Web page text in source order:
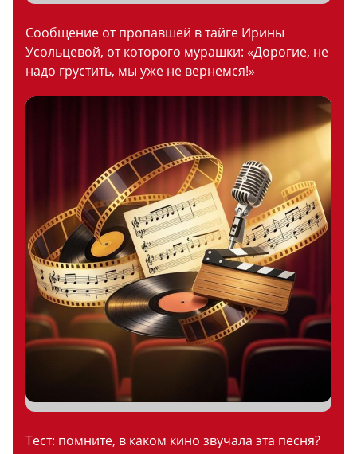
Сообщение от пропавшей в тайге Ирины
Усольцевой, от которого мурашки: «Дорогие, не
надо грустить, мы уже не вернемся!»
Тест: помните, в каком кино звучала эта песня?